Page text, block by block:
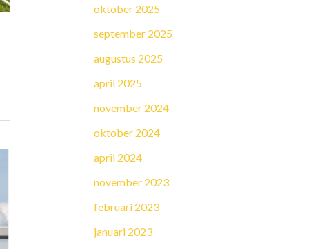
oktober 2025
september 2025
augustus 2025
april 2025
november 2024
oktober 2024
april 2024
november 2023
februari 2023
januari 2023